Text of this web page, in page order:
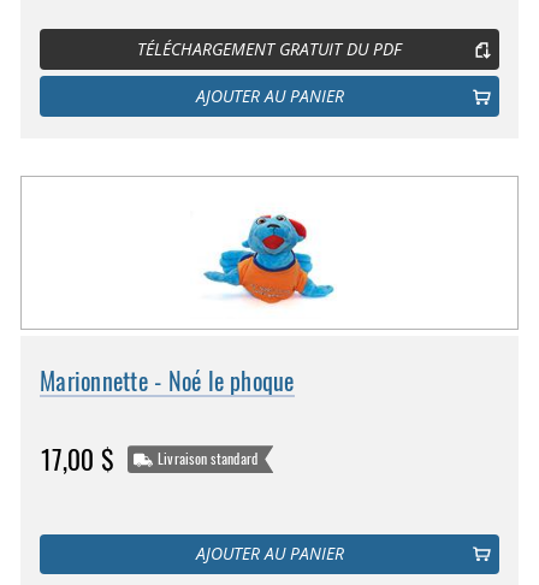
TÉLÉCHARGEMENT GRATUIT DU PDF
AJOUTER AU PANIER
Marionnette - Noé le phoque
17,00 $ Livraison standard
AJOUTER AU PANIER